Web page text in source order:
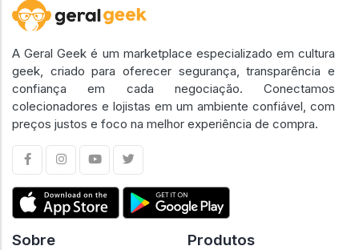
A Geral Geek é um marketplace especializado em cultura
geek, criado para oferecer segurança, transparência e
confiança em cada negociação. Conectamos
colecionadores e lojistas em um ambiente confiável, com
preços justos e foco na melhor experiência de compra.
Sobre Produtos